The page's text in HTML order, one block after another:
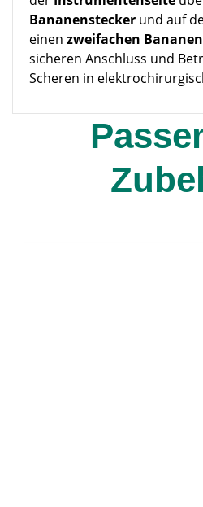
Bananenstecker und auf
einen zweifachen
sicheren Anschluss und
Scheren in